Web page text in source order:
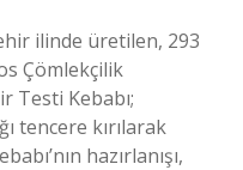
ilinde üretilen, 293
Çömlekçilik
Testi Kebabı;
tencere kırılarak
hazırlanışı,